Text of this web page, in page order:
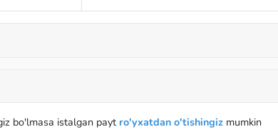
bo'lmasa istalgan payt ro'yxatdan o'tishingizmumkin